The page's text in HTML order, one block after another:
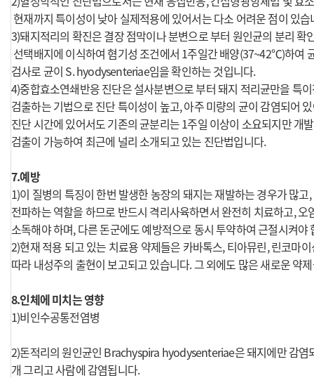
현재까지 특이성이 낮아 실제적용에 있어서는 다소 어려운 점이 있
3)돼지적리의 확진은 결장 점막이나 분변으로 부터 원인균의 분리 확
선택배지에 이식하여 혐기성 조건에서 1주일간 배양(37~42℃)하여
검사로 균이 S. hyodysenteriae임을 확인하는 것입니다.
4)중합효소연쇄반응 진단은 설사분변으로 부터 돼지 적리균만을 특
검출하는 기법으로 진단 특이성이 높고, 아주 미량의 균이 감염되어
진단 시간에 있어서도 기존의 균분리는 1주일 이상이 소요되지만 개
검출이 가능하여 최근에 널리 소개되고 있는 진단법입니다.
7.예방
1)이 질병의 특징이 한번 발생한 농장의 돼지는 재발하는 경우가 많고
전파하는 역할을 하므로 반드시 격리사육하면서 완전히 치료하고, 오
소독해야 하며, 다른 돈군에도 예방적으로 동시 투약하여 근절시켜야
2)현재 적용 되고 있는 치료용 약제들은 카바톡스, 티아뮤린, 린코마
따라 내성주의 출현이 보고되고 있습니다. 그 외에도 많은 새로운 약
8.인체에 미치는 영향
1)비인수공통전염병
2)돈적리의 원인균인 Brachyspira hyodysenteriae은 돼지에만 감
개 그리고 사람에 감염됩니다.